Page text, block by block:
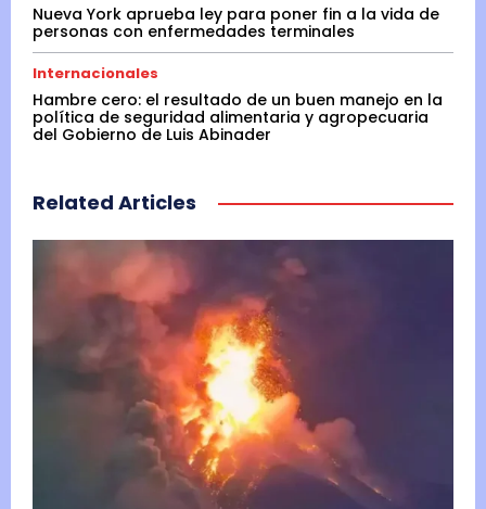
Nueva York aprueba ley para poner fin a la vida de
personas con enfermedades terminales
Internacionales
Hambre cero: el resultado de un buen manejo en la
política de seguridad alimentaria y agropecuaria
del Gobierno de Luis Abinader
Related Articles